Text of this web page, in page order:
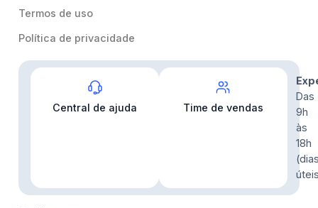
Termos de uso
Política de privacidade
Central de ajuda Time de vendas
Das
9h
às
18h